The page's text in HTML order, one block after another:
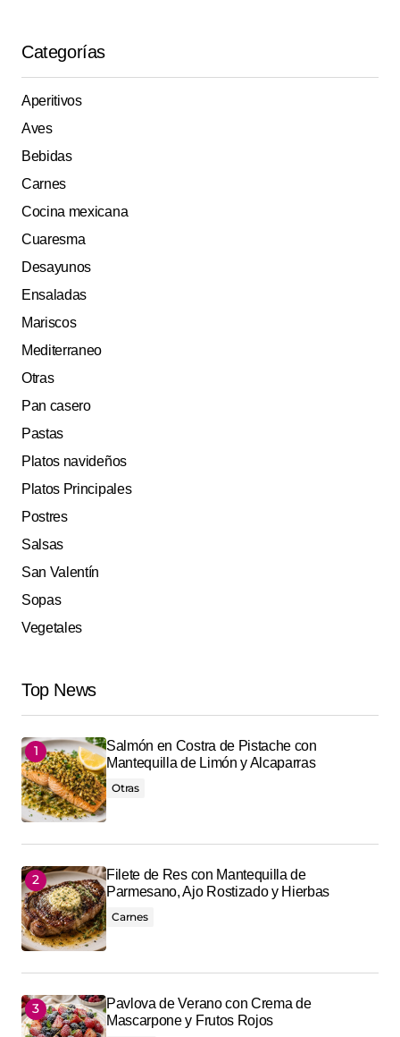
Categorías
Aperitivos
Aves
Bebidas
Carnes
Cocina mexicana
Cuaresma
Desayunos
Ensaladas
Mariscos
Mediterraneo
Otras
Pan casero
Pastas
Platos navideños
Platos Principales
Postres
Salsas
San Valentín
Sopas
Vegetales
Top News
Salmón en Costra de Pistache con
Mantequilla de Limón y Alcaparras
Otras
Filete de Res con Mantequilla de
Parmesano, Ajo Rostizado y Hierbas
Carnes
Pavlova de Verano con Crema de
Mascarpone y Frutos Rojos